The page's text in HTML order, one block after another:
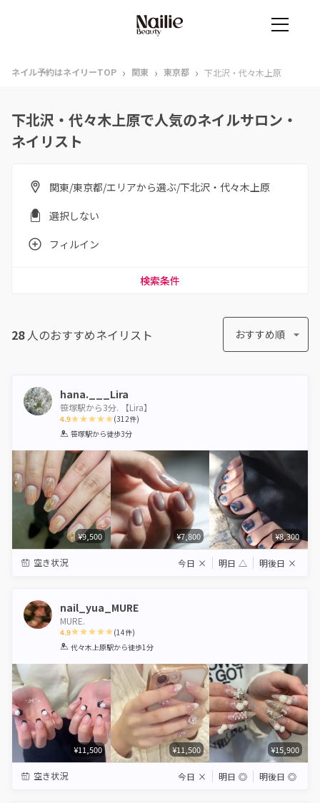
ネイル予約はネイリーTOP › 関東 › 東京都 › 下北沢・代々木上原
下北沢・代々木上原で人気のネイルサロン・
ネイリスト
関東/東京都/エリアから選ぶ/下北沢・代々木上原
選択しない
フィルイン
検索条件
28人のおすすめネイリスト おすすめ順
hana.___Lira
笹塚駅から3分. 【Lira】
4.9
1 2 3 4 5
(312件)
笹塚駅から徒歩3分
¥9,500 ¥7,800 ¥8,300
空き状況 今日 × 明日 △ 明後日 ×
nail_yua_MURE
MURE.
4.9
1 2 3 4 5
(14件)
代々木上原駅から徒歩1分
¥11,500 ¥11,500 ¥15,900
空き状況 今日 × 明日 ◎ 明後日 ◎